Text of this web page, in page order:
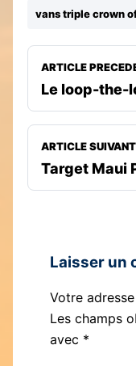
vans triple crown
ARTICLE
Le loop-the-
ARTICLE SUIVANT
Target Maui
Laisser un
Votre
Les champs
avec *